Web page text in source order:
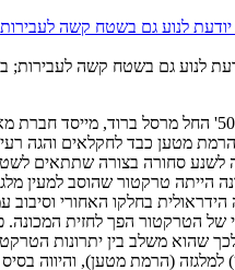
כבר בשנות ה-50' החל מרסל ברוד, מייסד
מטען כבד לחקלאים והגה
לשנע סחורה בצורה שתתאים
הייתה טרקטור שהוסב למעין
בחלקו האחורי וסיבוב
של הטרקטור הפך לחזית המכונה.
שהוא משלב בין יתרונות
(הרמת מטען), והיווה